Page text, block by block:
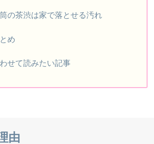
の茶渋は家で落とせる汚れ
め
せて読みたい記事
由